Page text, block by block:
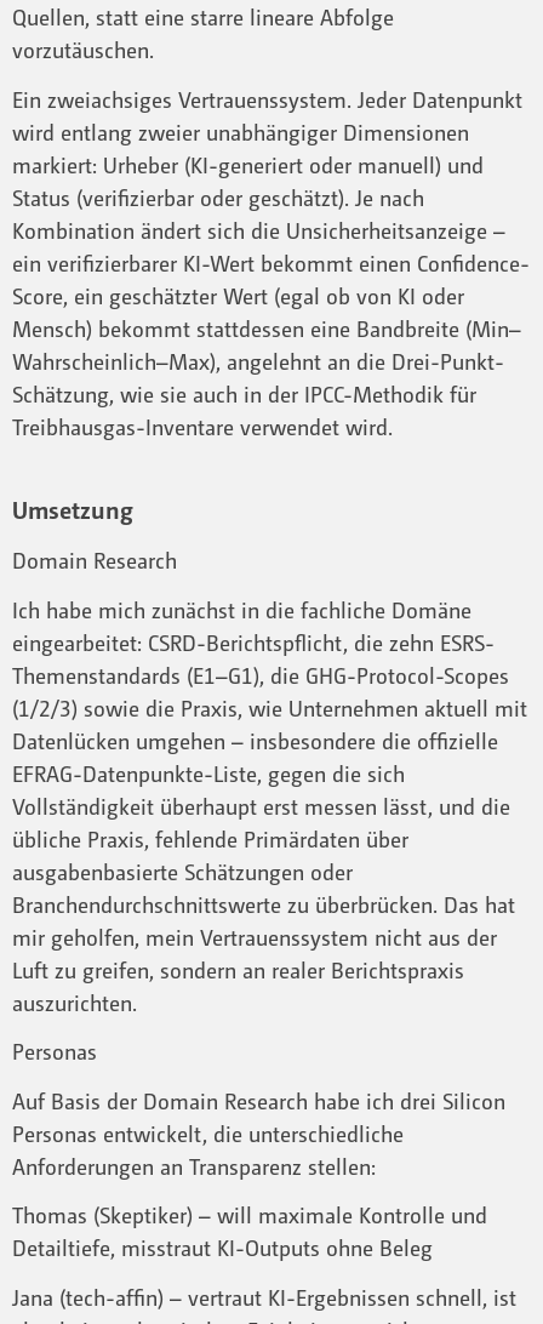
Quellen, statt eine starre lineare Abfolge
vorzutäuschen.
Ein zweiachsiges Vertrauenssystem. Jeder Datenpunkt
wird entlang zweier unabhängiger Dimensionen
markiert: Urheber (KI-generiert oder manuell) und
Status (verifizierbar oder geschätzt). Je nach
Kombination ändert sich die Unsicherheitsanzeige –
ein verifizierbarer KI-Wert bekommt einen Confidence-
Score, ein geschätzter Wert (egal ob von KI oder
Mensch) bekommt stattdessen eine Bandbreite (Min–
Wahrscheinlich–Max), angelehnt an die Drei-Punkt-
Schätzung, wie sie auch in der IPCC-Methodik für
Treibhausgas-Inventare verwendet wird.
Umsetzung
Domain Research
Ich habe mich zunächst in die fachliche Domäne
eingearbeitet: CSRD-Berichtspflicht, die zehn ESRS-
Themenstandards (E1–G1), die GHG-Protocol-Scopes
(1/2/3) sowie die Praxis, wie Unternehmen aktuell mit
Datenlücken umgehen – insbesondere die offizielle
EFRAG-Datenpunkte-Liste, gegen die sich
Vollständigkeit überhaupt erst messen lässt, und die
übliche Praxis, fehlende Primärdaten über
ausgabenbasierte Schätzungen oder
Branchendurchschnittswerte zu überbrücken. Das hat
mir geholfen, mein Vertrauenssystem nicht aus der
Luft zu greifen, sondern an realer Berichtspraxis
auszurichten.
Personas
Auf Basis der Domain Research habe ich drei Silicon
Personas entwickelt, die unterschiedliche
Anforderungen an Transparenz stellen:
Thomas (Skeptiker) – will maximale Kontrolle und
Detailtiefe, misstraut KI-Outputs ohne Beleg
Jana (tech-affin) – vertraut KI-Ergebnissen schnell, ist